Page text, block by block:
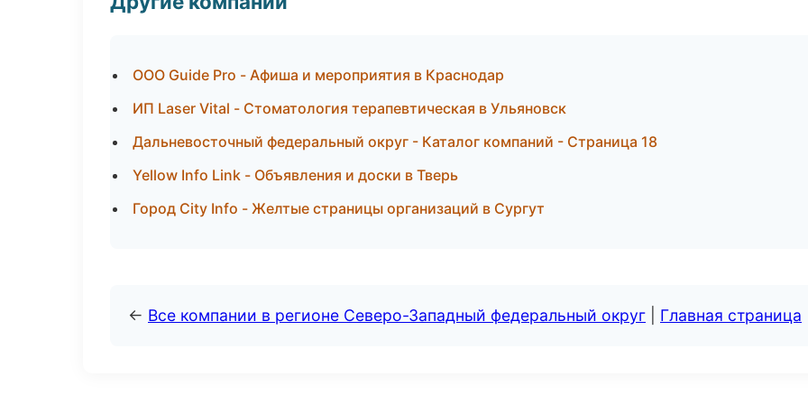
ООО Guide Pro - Афиша и мероприятия в Краснодар
ИП Laser Vital - Стоматология терапевтическая в Ульяновск
Дальневосточный федеральный округ - Каталог компаний - Страница 18
Yellow Info Link - Объявления и доски в Тверь
Город City Info - Желтые страницы организаций в Сургут
← Все компании в регионе Северо-Западный федеральный округ Главная страница